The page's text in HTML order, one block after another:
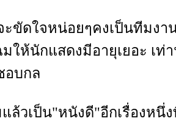
ขัดใจหน่อยๆคงเป็นทีมงา
ให้นักแสดงมีอายุเยอะ เท่
อบกล
ล้วเป็น"หนังดี"อีกเรื่องหนึ่